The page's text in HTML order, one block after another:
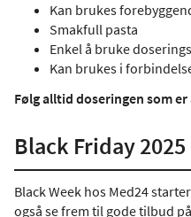
Kan brukes
Smakfull pasta
Enkel å bruke
Kan brukes i
Følg alltid doseringen som
Black Friday
Black Week hos Med24
også se frem til gode tilbud